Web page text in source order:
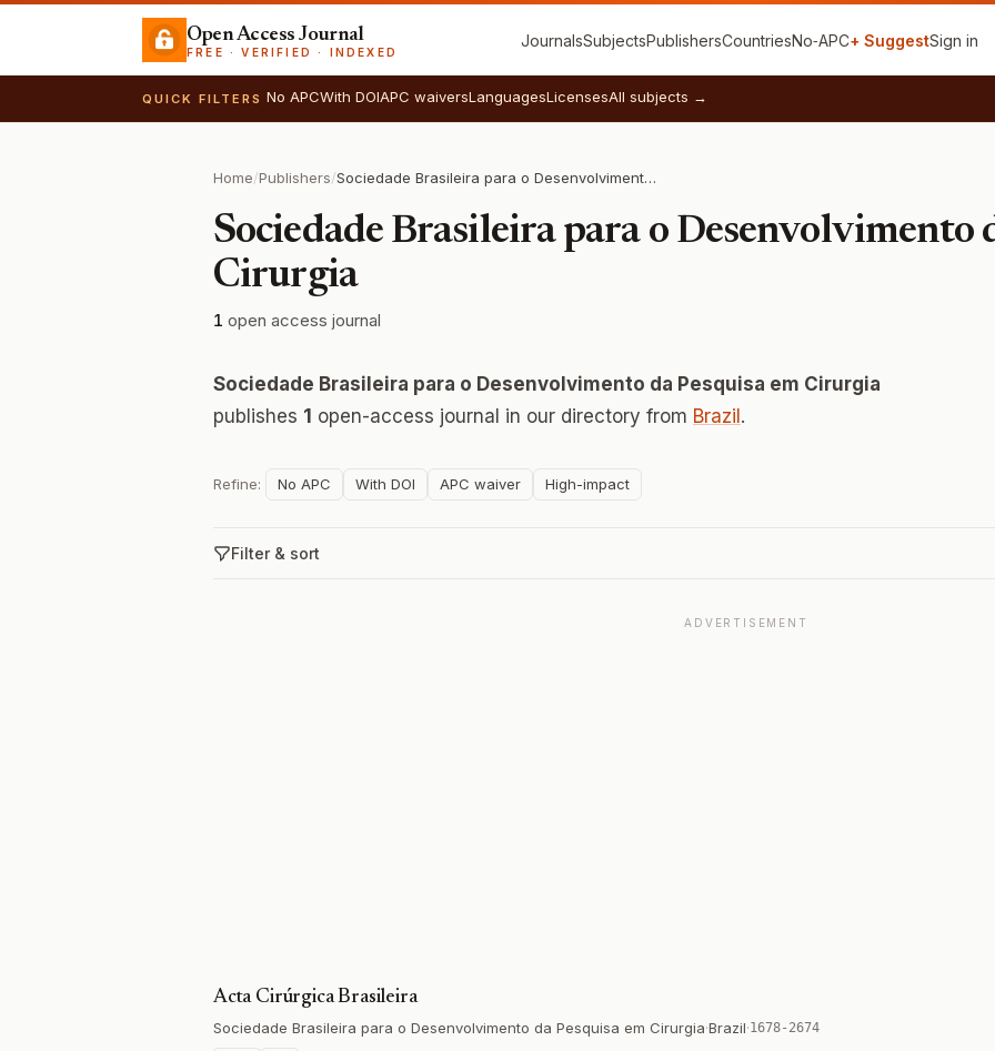
Open Access Journal
FREE · VERIFIED · INDEXED
JournalsSubjectsPublishersCountriesNo‑APC+ SuggestSign in
QUICK FILTERS No APCWith DOIAPC waiversLanguagesLicensesAll subjects →
Home/Publishers/ Sociedade Brasileira para o Desenvolvimento da Pesquisa em Cirurgia
Sociedade Brasileira para o Desenvolvimento
Cirurgia
1 open access journal
Sociedade Brasileira para o Desenvolvimento da Pesquisa em Cirurgia
publishes 1 open-access journal in our directory from Brazil .
Refine: No APC With DOI APC waiver High-impact
Filter & sort
ADVERTISEMENT
Acta Cirúrgica Brasileira
Sociedade Brasileira para o Desenvolvimento da Pesquisa em Cirurgia·Brazil·1678-2674